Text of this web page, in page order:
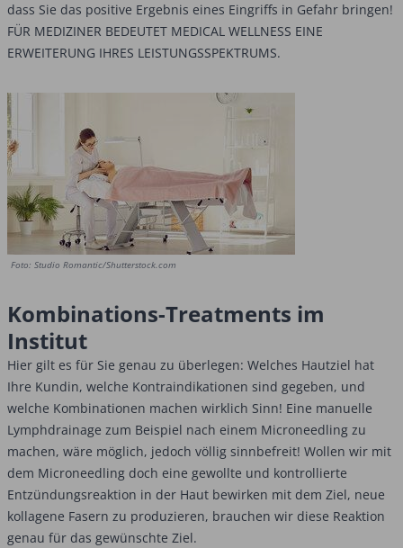
dass Sie das positive Ergebnis eines Eingriffs in Gefahr bringen!
FÜR MEDIZINER BEDEUTET MEDICAL WELLNESS EINE
ERWEITERUNG IHRES LEISTUNGSSPEKTRUMS.
Foto: Studio Romantic/Shutterstock.com
Kombinations-Treatments im
Institut
Hier gilt es für Sie genau zu überlegen: Welches Hautziel hat
Ihre Kundin, welche Kontraindikationen sind gegeben, und
welche Kombinationen machen wirklich Sinn! Eine manuelle
Lymphdrainage zum Beispiel nach einem Microneedling zu
machen, wäre möglich, jedoch völlig sinnbefreit! Wollen wir mit
dem Microneedling doch eine gewollte und kontrollierte
Entzündungsreaktion in der Haut bewirken mit dem Ziel, neue
kollagene Fasern zu produzieren, brauchen wir diese Reaktion
genau für das gewünschte Ziel.